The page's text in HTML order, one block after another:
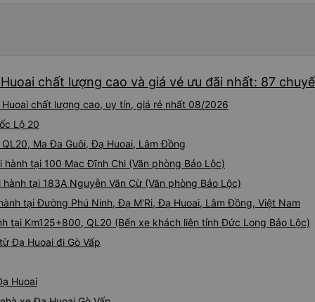
10/10.
chất lượng cao và giá vé ưu đãi nhất: 87
chất lượng cao, uy tín, giá rẻ nhất 08/2026
Lộ 20
Ma Đa Guôi, Đạ Huoai, Lâm Đồng
tại 100 Mạc Đĩnh Chi (Văn phòng Bảo Lộc)
tại 183A Nguyễn Văn Cừ (Văn phòng Bảo Lộc)
tại Đường Phú Ninh, Đạ M'Ri, Đạ Huoai, Lâm Đồng, Việt Nam
tại Km125+800, QL20 (Bến xe khách liên tỉnh Đức Long Bảo Lộc)
Đạ Huoai đi Gò Vấp
Huoai